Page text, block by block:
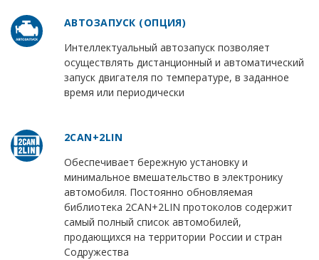
АВТОЗАПУСК (ОПЦИЯ)
Интеллектуальный автозапуск позволяет
осуществлять дистанционный и автоматический
запуск двигателя по температуре, в заданное
время или периодически
2CAN+2LIN
Обеспечивает бережную установку и
минимальное вмешательство в электронику
автомобиля. Постоянно обновляемая
библиотека 2CAN+2LIN протоколов содержит
самый полный список автомобилей,
продающихся на территории России и стран
Содружества